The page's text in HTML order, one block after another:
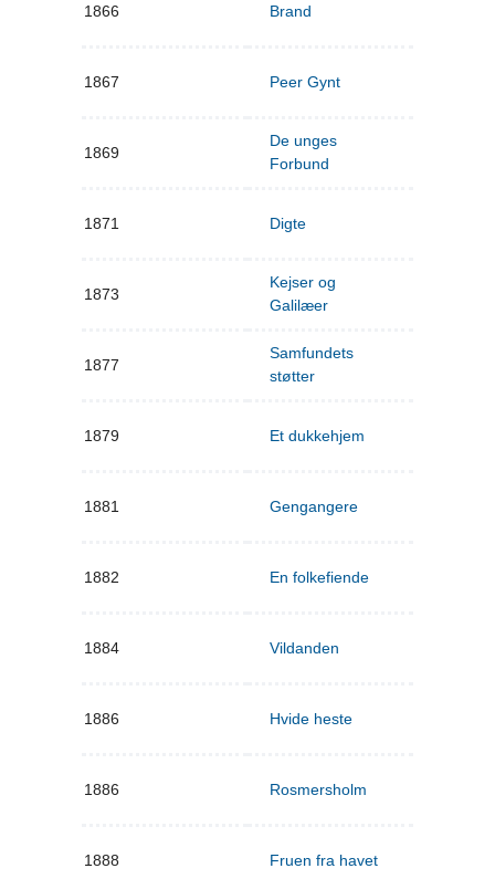
1866 Brand
1867 Peer Gynt
1869
De unges
Forbund
1871 Digte
1873
Kejser og
Galilæer
1877
Samfundets
støtter
1879 Et dukkehjem
1881 Gengangere
1882 En folkefiende
1884 Vildanden
1886 Hvide heste
1886 Rosmersholm
1888 Fruen fra havet